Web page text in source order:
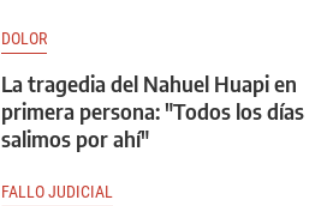
DOLOR
La tragedia del Nahuel Huapi en
primera persona: "Todos los días
salimos por ahí"
FALLO JUDICIAL